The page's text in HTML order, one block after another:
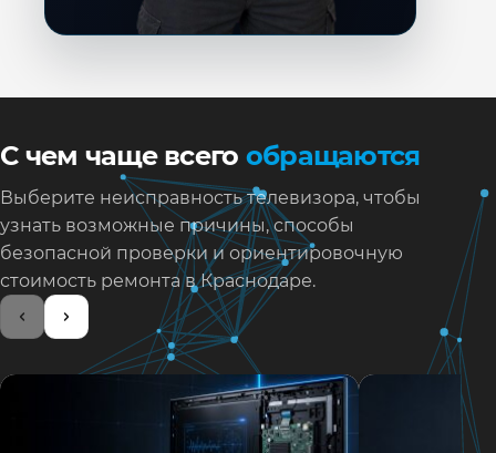
С чем чаще всего обращаются
Выберите неисправность телевизора, чтобы
узнать возможные причины, способы
безопасной проверки и ориентировочную
стоимость ремонта в Краснодаре.